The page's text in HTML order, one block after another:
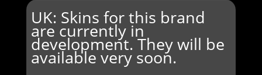
UK: Skins for this brand
are currently in
development. They will be
available very soon.